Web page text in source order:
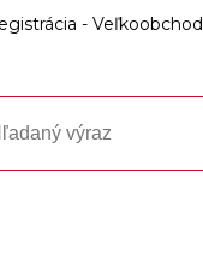
- Veľkoobchod